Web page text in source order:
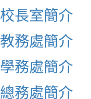
校長室簡介
教務處簡介
學務處簡介
總務處簡介